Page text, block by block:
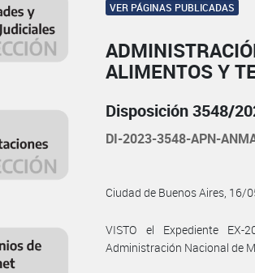
VER PÁGINAS PUBLICADAS
ALIMENTOS Y
Disposición 3548/
DI-2023-3548-APN-
Ciudad de Buenos Aires, 16/
VISTO el Expediente EX-
Administración Nacional de